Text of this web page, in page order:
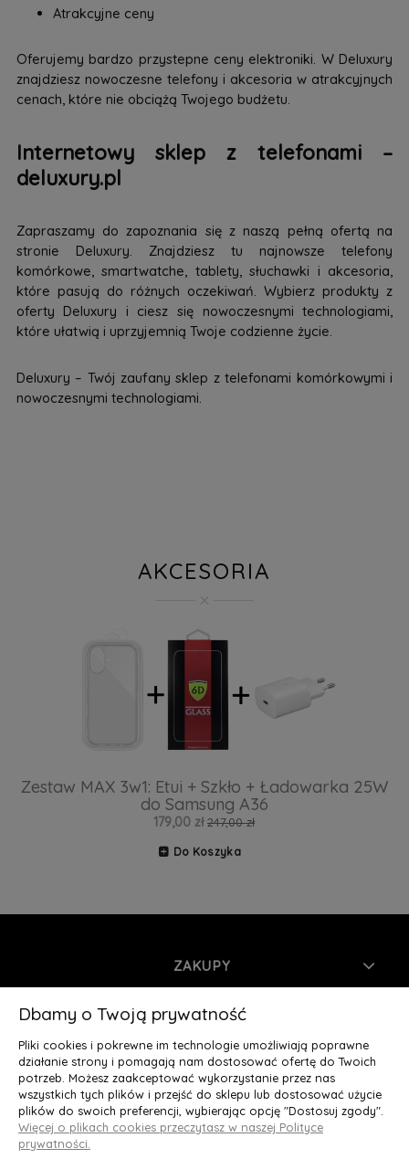
Atrakcyjne ceny
Oferujemy bardzo przystepne ceny elektroniki. W Deluxury
znajdziesz nowoczesne telefony i akcesoria w atrakcyjnych
cenach, które nie obciążą Twojego budżetu.
Internetowy sklep z telefonami –
deluxury.pl
Zapraszamy do zapoznania się z naszą pełną ofertą na
stronie Deluxury. Znajdziesz tu najnowsze telefony
komórkowe, smartwatche, tablety, słuchawki i akcesoria,
które pasują do różnych oczekiwań. Wybierz produkty z
oferty Deluxury i ciesz się nowoczesnymi technologiami,
które ułatwią i uprzyjemnią Twoje codzienne życie.
Deluxury – Twój zaufany sklep z telefonami komórkowymi i
nowoczesnymi technologiami.
AKCESORIA
Zestaw MAX 3w1: Etui + Szkło + Ładowarka 25W
do Samsung A36
179,00 zł 247,00 zł
Do Koszyka
ZAKUPY
INFORMACJE
MOJE KONTO
O NAS
Deluxury.pl
Dbamy o Twoją prywatność
Pliki cookies i pokrewne im technologie umożliwiają poprawne
działanie strony i pomagają nam dostosować ofertę do Twoich
potrzeb. Możesz zaakceptować wykorzystanie przez nas
wszystkich tych plików i przejść do sklepu lub dostosować użycie
plików do swoich preferencji, wybierając opcję "Dostosuj zgody".
Więcej o plikach cookies przeczytasz w naszej Polityce
prywatności.